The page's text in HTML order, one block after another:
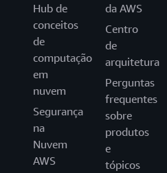
Hub de
conceitos
de
computação
em
nuvem
Segurança
na
Nuvem
AWS
da AWS
Centro
de
arquitetura
Perguntas
frequentes
sobre
produtos
e
tópicos